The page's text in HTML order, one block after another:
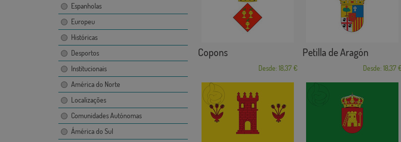
Espanholas
Europeu
Históricas
Desportos
Institucionais
América do Norte
Localizações
Comunidades Autónomas
Ámérica do Sul
Copons
Desde: 18,37 €
Petilla de Aragón
Desde: 18,37